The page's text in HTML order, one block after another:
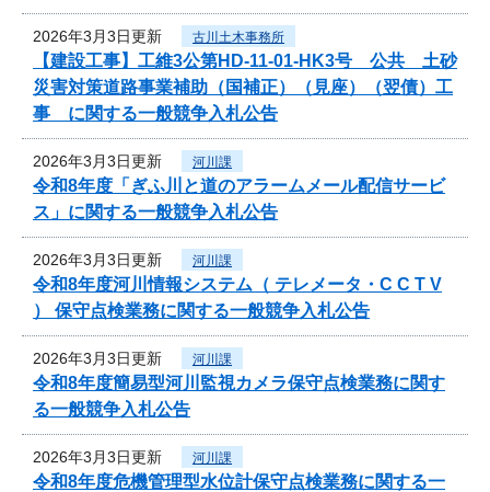
2026年3月3日更新 古川土木事務所
【建設工事】工維3公第HD-11-01-HK3号 公共 土砂
災害対策道路事業補助（国補正）（見座）（翌債）工
事 に関する一般競争入札公告
2026年3月3日更新 河川課
令和8年度「ぎふ川と道のアラームメール配信サービ
ス」に関する一般競争入札公告
2026年3月3日更新 河川課
令和8年度河川情報システム（ テレメータ・C C T V
） 保守点検業務に関する一般競争入札公告
2026年3月3日更新 河川課
令和8年度簡易型河川監視カメラ保守点検業務に関す
る一般競争入札公告
2026年3月3日更新 河川課
令和8年度危機管理型水位計保守点検業務に関する一